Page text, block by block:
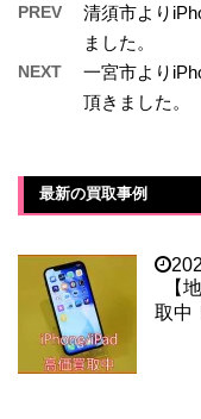
PREV
清須市より
ました。
NEXT
一宮市より
頂きました。
最新の買取事例
【
取中